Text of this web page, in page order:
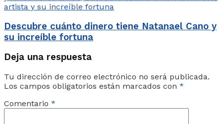
Descubre cuánto dinero tiene Natanael Cano y
su increíble fortuna
Deja una respuesta
Tu dirección de correo electrónico no será publicada.
Los campos obligatorios están marcados con *
Comentario *